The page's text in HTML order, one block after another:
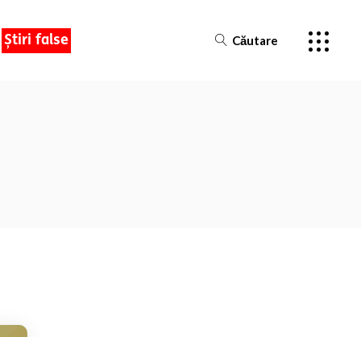
Știri false Căutare